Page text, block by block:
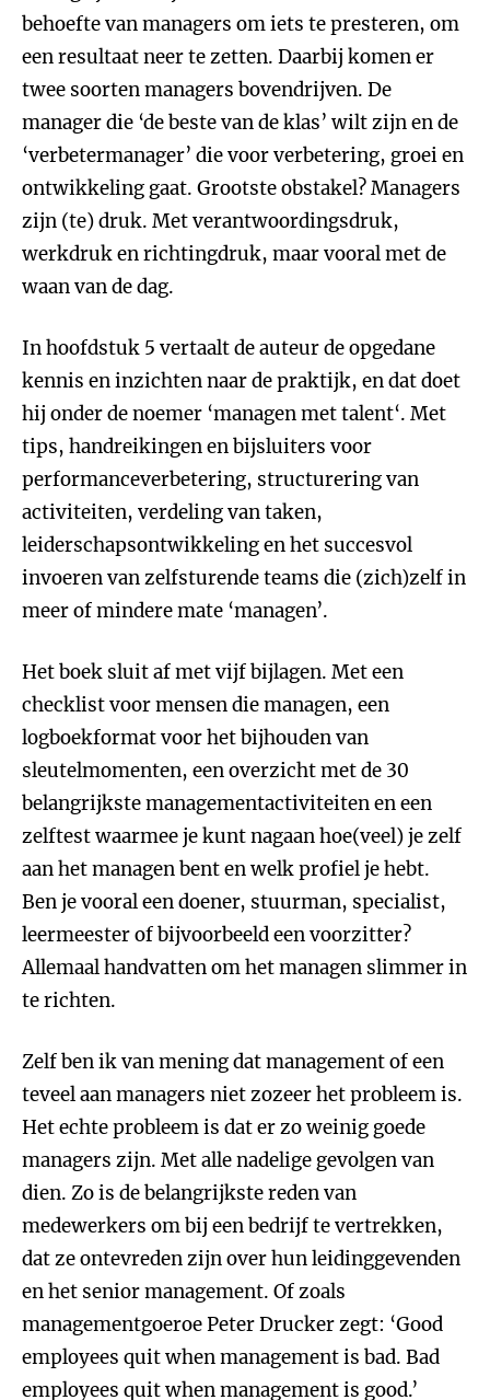
behoefte van managers om iets te presteren, om
een resultaat neer te zetten. Daarbij komen er
twee soorten managers bovendrijven. De
manager die ‘de beste van de klas’ wilt zijn en de
‘verbetermanager’ die voor verbetering, groei en
ontwikkeling gaat. Grootste obstakel? Managers
zijn (te) druk. Met verantwoordingsdruk,
werkdruk en richtingdruk, maar vooral met de
waan van de dag.
In hoofdstuk 5 vertaalt de auteur de opgedane
kennis en inzichten naar de praktijk, en dat doet
hij onder de noemer ‘managen met talent‘. Met
tips, handreikingen en bijsluiters voor
performanceverbetering, structurering van
activiteiten, verdeling van taken,
leiderschapsontwikkeling en het succesvol
invoeren van zelfsturende teams die (zich)zelf in
meer of mindere mate ‘managen’.
Het boek sluit af met vijf bijlagen. Met een
checklist voor mensen die managen, een
logboekformat voor het bijhouden van
sleutelmomenten, een overzicht met de 30
belangrijkste managementactiviteiten en een
zelftest waarmee je kunt nagaan hoe(veel) je zelf
aan het managen bent en welk profiel je hebt.
Ben je vooral een doener, stuurman, specialist,
leermeester of bijvoorbeeld een voorzitter?
Allemaal handvatten om het managen slimmer in
te richten.
Zelf ben ik van mening dat management of een
teveel aan managers niet zozeer het probleem is.
Het echte probleem is dat er zo weinig goede
managers zijn. Met alle nadelige gevolgen van
dien. Zo is de belangrijkste reden van
medewerkers om bij een bedrijf te vertrekken,
dat ze ontevreden zijn over hun leidinggevenden
en het senior management. Of zoals
managementgoeroe Peter Drucker zegt: ‘Good
employees quit when management is bad. Bad
employees quit when management is good.’